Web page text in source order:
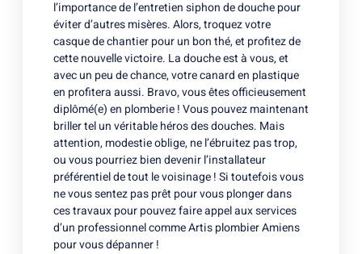
l’importance de l’entretien siphon de douche pour
éviter d’autres misères. Alors, troquez votre
casque de chantier pour un bon thé, et profitez de
cette nouvelle victoire. La douche est à vous, et
avec un peu de chance, votre canard en plastique
en profitera aussi. Bravo, vous êtes officieusement
diplômé(e) en plomberie ! Vous pouvez maintenant
briller tel un véritable héros des douches. Mais
attention, modestie oblige, ne l’ébruitez pas trop,
ou vous pourriez bien devenir l’installateur
préférentiel de tout le voisinage ! Si toutefois vous
ne vous sentez pas prêt pour vous plonger dans
ces travaux pour pouvez faire appel aux services
d’un professionnel comme Artisplombier Amiens
pour vous dépanner !